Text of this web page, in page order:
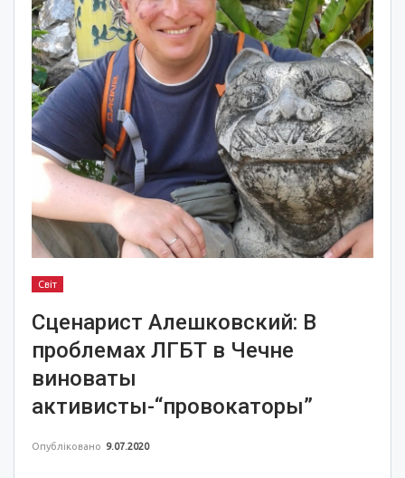
Світ
Сценарист Алешковский: В
проблемах ЛГБТ в Чечне
виноваты
активисты-“провокаторы”
Опубліковано 9.07.2020